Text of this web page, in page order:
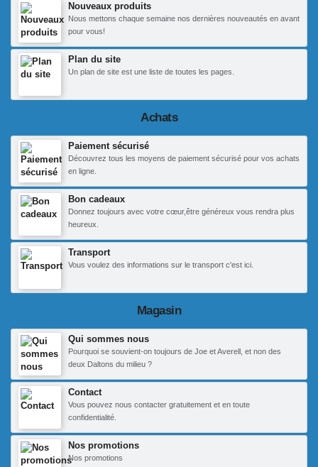
Nouveaux produits
Nous mettons chaque semaine nos dernières nouveautés en avant
pour vous!
Plan du site
Un plan de site est une liste de toutes les pages.
Achats
Paiement sécurisé
Découvrez tous les moyens de paiement sécurisé pour vos achats
en ligne.
Bon cadeaux
Donnez toujours avec votre cœur,être généreux vous rendra plus
heureux.
Transport
Vous voulez des informations sur le transport c'est ici.
Magasin
Qui sommes nous
Pourquoi se souvient-on toujours de Joe et Averell, et non des
deux Daltons du milieu ?
Contact
Vous pouvez nous contacter gratuitement et en toute
confidentialité.
Nos promotions
Nos promotions